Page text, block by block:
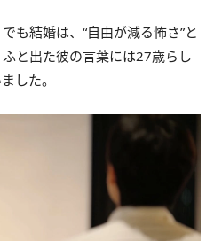
も結婚は、“自由が減る怖さ”と
と出た彼の言葉には27歳らし
した。